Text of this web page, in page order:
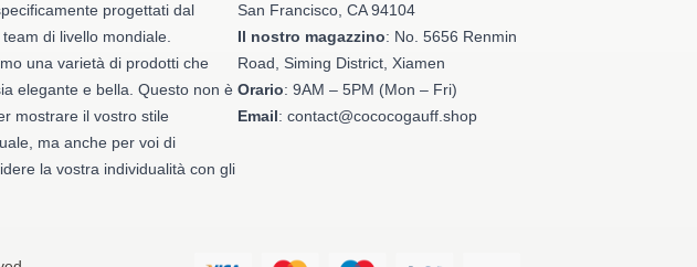
progettati dal
di livello mondiale.
una varietà di prodotti che
elegante e bella. Questo non è
mostrare il vostro stile
ma anche per voi di
la vostra individualità con gli
San Francisco, CA 94104
Il nostro magazzino: No. 5656 Renmin
Road, Siming District, Xiamen
Orario: 9AM – 5PM (Mon – Fri)
Email: contact@cococogauff.shop